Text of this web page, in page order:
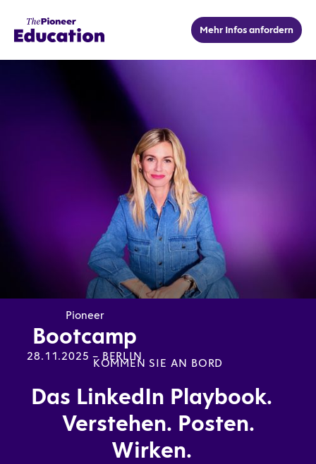
Mehr Infos anfordern
Pioneer
Bootcamp
28.11.2025 – BERLIN
KOMMEN SIE AN BORD
Das LinkedIn Playbook.
Verstehen. Posten.
Wirken.